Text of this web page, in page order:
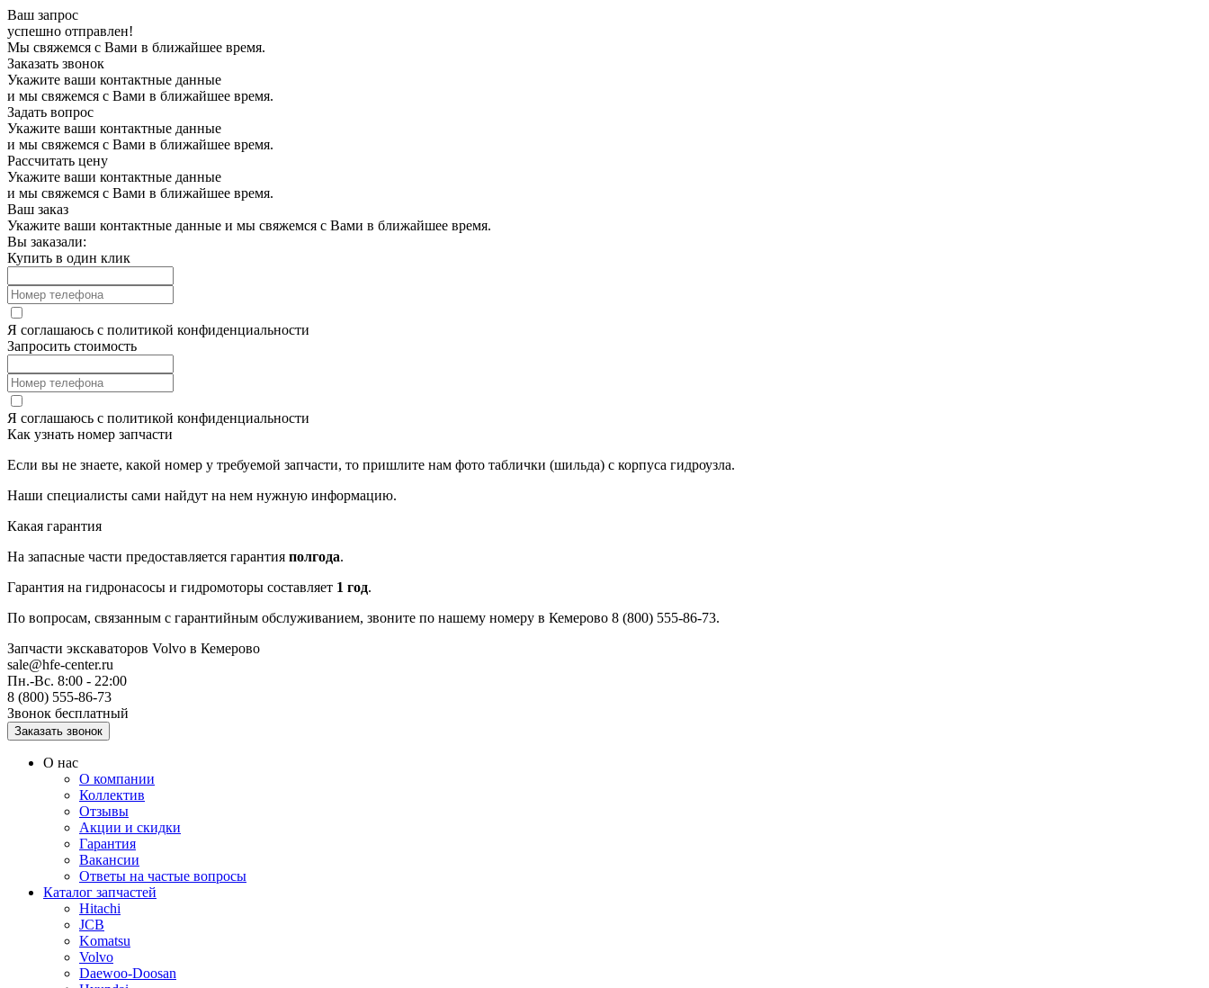
Ваш запрос
успешно отправлен!
Мы свяжемся с Вами в ближайшее время.
Заказать звонок
Укажите ваши контактные данные
и мы свяжемся с Вами в ближайшее время.
Задать вопрос
Укажите ваши контактные данные
и мы свяжемся с Вами в ближайшее время.
Рассчитать цену
Укажите ваши контактные данные
и мы свяжемся с Вами в ближайшее время.
Ваш заказ
Укажите ваши контактные данные и мы свяжемся с Вами в ближайшее время.
Вы заказали:
Купить в один клик
Я соглашаюсь с политикой конфиденциальности
Запросить стоимость
Я соглашаюсь с политикой конфиденциальности
Как узнать номер запчасти
Если вы не знаете, какой номер у требуемой запчасти, то пришлите нам фото таблички (шильда) с корпуса гидроузла.
Наши специалисты сами найдут на нем нужную информацию.
Какая гарантия
На запасные части предоставляется гарантия полгода.
Гарантия на гидронасосы и гидромоторы составляет 1 год.
По вопросам, связанным с гарантийным обслуживанием, звоните по нашему номеру в Кемерово 8 (800) 555-86-73.
Запчасти экскаваторов Volvo в Кемерово
sale@hfe-center.ru
Пн.-Вс. 8:00 - 22:00
8 (800) 555-86-73
Звонок бесплатный
О нас
О компании
Коллектив
Отзывы
Акции и скидки
Гарантия
Вакансии
Ответы на частые вопросы
Каталог запчастей
Hitachi
JCB
Komatsu
Volvo
Daewoo-Doosan